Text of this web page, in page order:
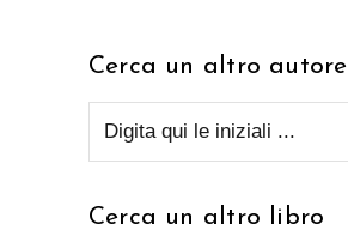
Cerca un altro autore
Cerca un altro libro